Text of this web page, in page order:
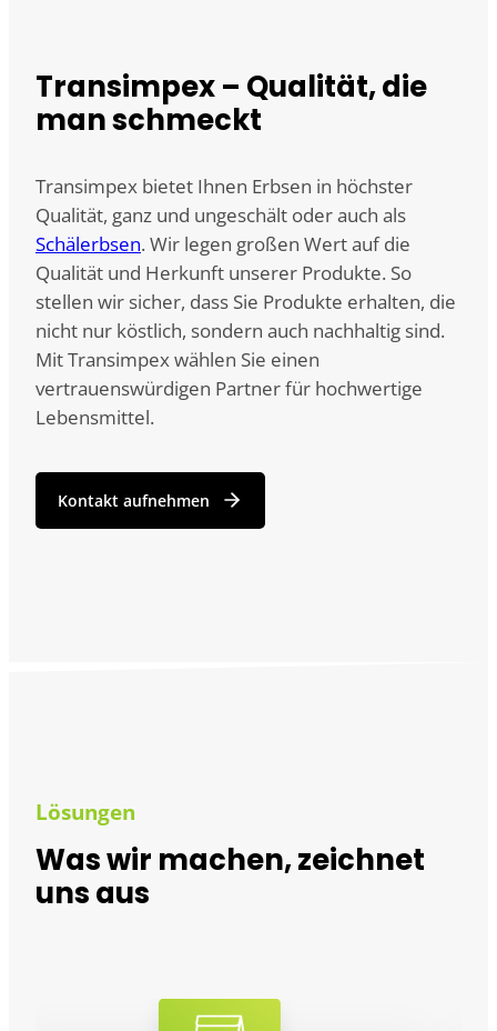
Transimpex – Qualität, die
man schmeckt
Transimpex bietet Ihnen Erbsen in höchster
Qualität, ganz und ungeschält oder auch als
Schälerbsen. Wir legen großen Wert auf die
Qualität und Herkunft unserer Produkte. So
stellen wir sicher, dass Sie Produkte erhalten, die
nicht nur köstlich, sondern auch nachhaltig sind.
Mit Transimpex wählen Sie einen
vertrauenswürdigen Partner für hochwertige
Lebensmittel.
Kontakt aufnehmen
Lösungen
Was wir machen, zeichnet
uns aus